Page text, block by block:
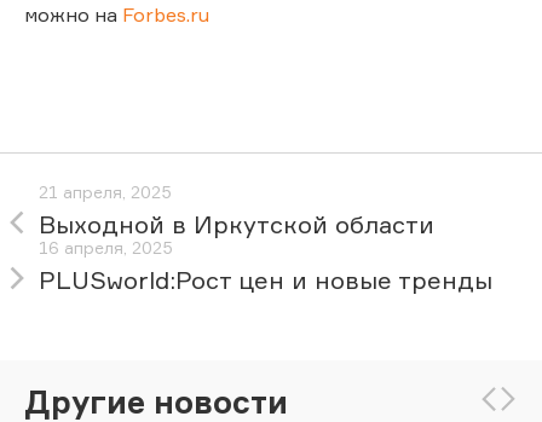
можно на Forbes.ru
21 апреля, 2025
Выходной в Иркутской области
16 апреля, 2025
PLUSworld:Рост цен и новые тренды
Другие новости